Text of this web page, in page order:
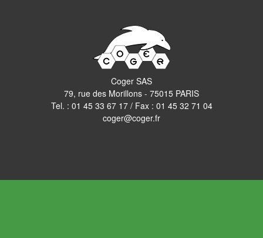
Coger SAS
79, rue des Morillons - 75015 PARIS
Tel. : 01 45 33 67 17/ Fax : 01 45 32 71 04
coger@coger.fr